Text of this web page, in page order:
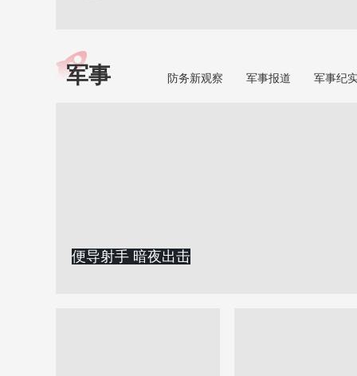
军事 防务新观察 军事报道 军事纪
便导射手 暗夜出击